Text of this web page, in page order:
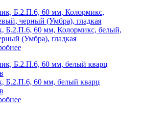
Б.2.П.6, 60 мм, Колормикс, белый,
(Умбра), гладкая
Б.2.П.6, 60 мм, белый кварц